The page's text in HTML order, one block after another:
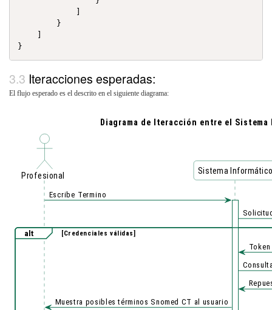
            ]
        }
    ]
Iteracciones esperadas:
El flujo esperado es el descrito en el siguiente diagrama: